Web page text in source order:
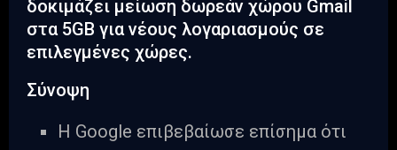
δοκιμάζει μείωση δωρεάν χώρου Gmail
στα 5GB για νέους λογαριασμούς σε
επιλεγμένες χώρες.
Σύνοψη
Η Google επιβεβαίωσε επίσημα ότι